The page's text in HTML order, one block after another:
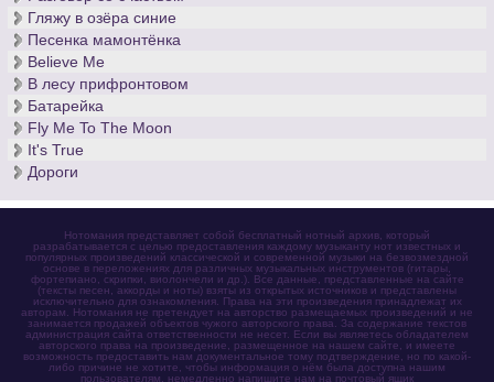
Гляжу в озёра синие
Песенка мамонтёнка
Believe Me
В лесу прифронтовом
Батарейка
Fly Me To The Moon
It's True
Дороги
Нотомания представляет собой бесплатный нотный архив, который
разрабатывается с целью предоставления каждому музыканту нот известных и
популярных произведений классической и современной музыки на безвозмездной
основе в переложениях для различных музыкальных инструментов (гитары,
фортепиано, скрипки, виолончели и др.). Все данные, представленные на сайте
(тексты песен, аккорды и ноты) взяты из открытых источников и представлены
исключительно для ознакомления. Права на эти произведения принадлежат их
авторам. Нотомания не претендует на авторство размещаемых произведений и не
занимается продажей объектов чужого авторского права. За содержание текстов
администрация сайта ответственности не несет. Если вы являетесь обладателем
авторского права на произведение, размещенное на нашем сайте, и имеете
возможность предоставить нам документальное тому подтверждение, но по какой-
либо причине не хотите, чтобы информация о нём была доступна нашим
пользователям, немедленно напишите нам на почтовый ящик